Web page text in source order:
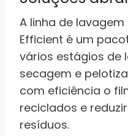
A linha de
Efficient é um
vários estágios de
secagem e
com eficiência o
reciclados e
resíduos.